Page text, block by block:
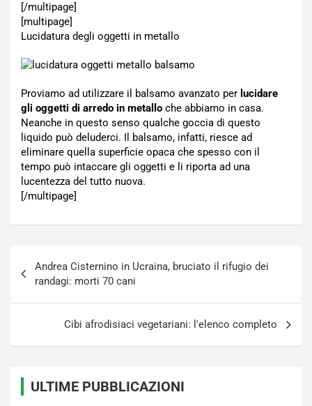
[/multipage]
[multipage]
Lucidatura degli oggetti in metallo
Proviamo ad utilizzare il balsamo avanzato per lucidare
gli oggetti di arredo in metallo che abbiamo in casa.
Neanche in questo senso qualche goccia di questo
liquido può deluderci. Il balsamo, infatti, riesce ad
eliminare quella superficie opaca che spesso con il
tempo può intaccare gli oggetti e li riporta ad una
lucentezza del tutto nuova.
[/multipage]
articoli
Andrea Cisternino in Ucraina, bruciato il rifugio dei
randagi: morti 70 cani
Cibi afrodisiaci vegetariani: l'elenco completo
ULTIME PUBBLICAZIONI